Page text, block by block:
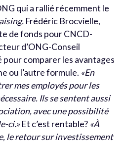
qui a rallié récemment le
Frédéric Brocvielle,
de fonds pour CNCD-
d’ONG-Conseil
pour comparer les avantages
ou l’autre formule. «En
mes employés pour les
Ils se sentent aussi
avec une possibilité
ci.» Et c’est rentable? «À
le retour sur investissement